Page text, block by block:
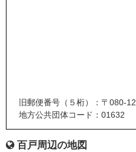
旧郵便番号（５桁）：〒080-12
地方公共団体コード：01632
百戸周辺の地図